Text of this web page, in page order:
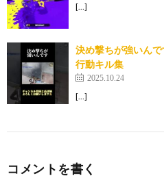
[…]
決め撃ちが強いん
行動キル集
2025.10.24
[…]
コメントを書く